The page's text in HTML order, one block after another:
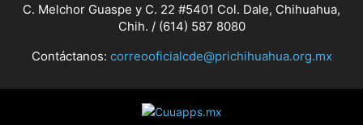
C. Melchor Guaspe y C. 22 #5401 Col. Dale, Chihuahua,
Chih. / (614) 587 8080
Contáctanos: correooficialcde@prichihuahua.org.mx